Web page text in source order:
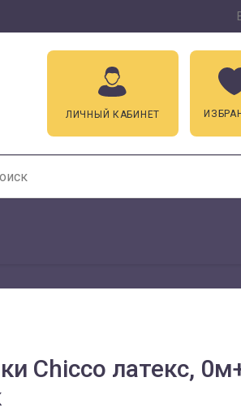
ЛИЧНЫЙ КАБИНЕТ
Chicco латекс,